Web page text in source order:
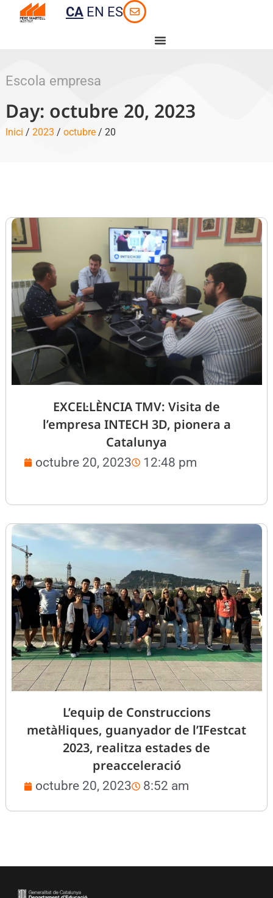
CA EN ES
Escola empresa
Day: octubre 20, 2023
Inici / 2023 / octubre/ 20
EXCEL·LÈNCIA TMV: Visita de
l’empresa INTECH 3D, pionera a
Catalunya
octubre 20, 2023 12:48 pm
L’equip de Construccions
metàl·liques, guanyador de l’IFestcat
2023, realitza estades de
preacceleració
octubre 20, 2023 8:52 am